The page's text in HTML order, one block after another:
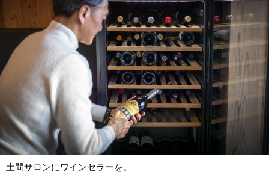
土間サロンにワインセラーを。